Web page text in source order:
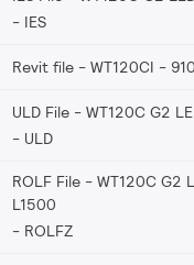
IES
Revit file - WT120CI -
ULD File - WT120C G2
ULD
ROLF File - WT120C G2
L1500
ROLFZ